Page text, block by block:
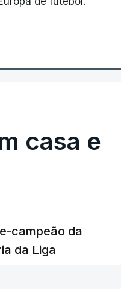
casa e
campeão da
da Liga